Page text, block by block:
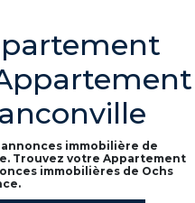
immobilière de
Trouvez votre Appartement
immobilières de Ochs